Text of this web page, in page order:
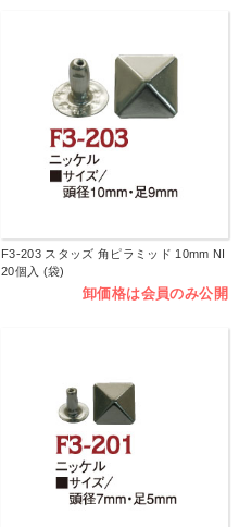
F3-203 スタッズ 角ピラミッド 10mm NI
20個入 (袋)
卸価格は会員のみ公開